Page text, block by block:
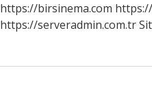
https://birsinema.com
https://serveradmin.com.tr